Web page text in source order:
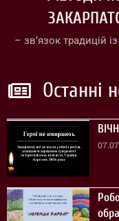
– зв’язок традицій
Останні